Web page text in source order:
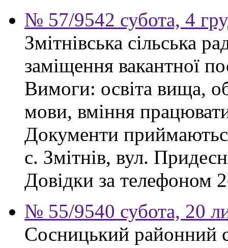
№ 57/9542 субота, 4
Змітнівська сільська
заміщення вакантної
Вимоги: освіта вища,
мови, вміння
Документи
с. Змітнів, вул.
Довідки за телефоном
№ 55/9540 субота, 20
Сосницький районний